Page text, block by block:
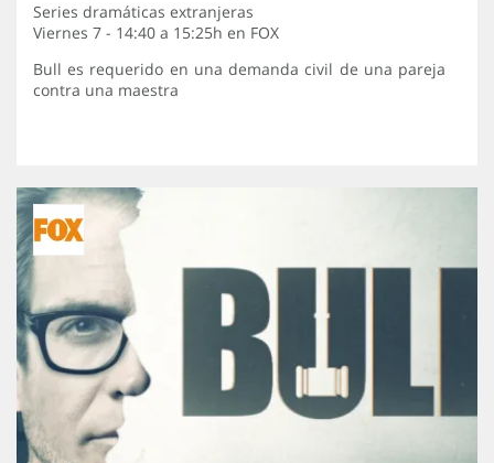
Series dramáticas extranjeras
Viernes 7 - 14:40 a 15:25h en FOX
Bull es requerido en una demanda civil de una pareja
contra una maestra